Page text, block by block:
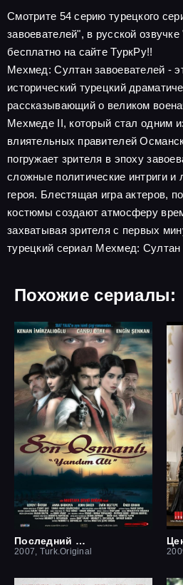
Смотрите 54 серию турецкого
завоевателей", в русской
бесплатно на сайте ТуркРу!!
Мехмед: Султан завоевателей -
исторический турецкий
рассказывающий о великом
Мехмеде II, который стал одним
влиятельных правителей
погружает зрителя в эпоху
сложные политические интриги и
героя. Блестящая игра актеров,
костюмы создают атмосферу
захватывая зрителя с первых
турецкий сериал Мехмед: Султан
Похожие сериалы:
Последний оттоман: Яндим Али
2007, Turk.Original